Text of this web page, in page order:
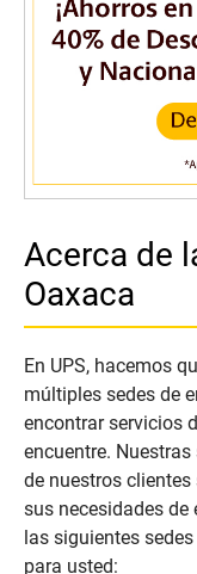
Acerca de
Oaxaca
En UPS, hacemos
múltiples sedes de
encontrar servicios
encuentre.
de nuestros
sus necesidades de
las siguientes
para usted: